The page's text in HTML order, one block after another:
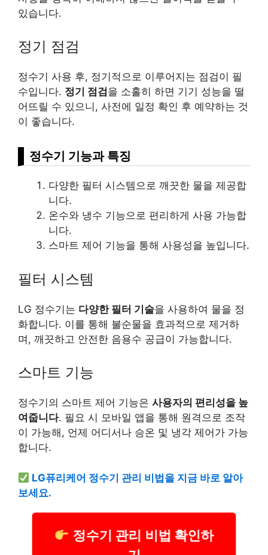
있습니다.
정기 점검
정수기 사용 후, 정기적으로 이루어지는 점검이 필
수입니다. 정기 점검 을 소홀히 하면 기기 성능을 떨
어뜨릴 수 있으니, 사전에 일정 확인 후 예약하는 것
이 좋습니다.
정수기 기능과 특징
다양한 필터 시스템으로 깨끗한 물을 제공합
니다.
온수와 냉수 기능으로 편리하게 사용 가능합
니다.
스마트 제어 기능을 통해 사용성을 높입니다.
필터 시스템
LG 정수기는 다양한 필터 기술을 사용하여 물을 정
화합니다. 이를 통해 불순물을 효과적으로 제거하
며, 깨끗하고 안전한 음용수 공급이 가능합니다.
스마트 기능
정수기의 스마트 제어 기능은 사용자의 편리성을 높
여줍니다. 필요 시 모바일 앱을 통해 원격으로 조작
이 가능해, 언제 어디서나 승온 및 냉각 제어가 가능
합니다.
LG퓨리케어 정수기 관리 비법을 지금 바로 알아
보세요.
정수기 관리 비법 확인하